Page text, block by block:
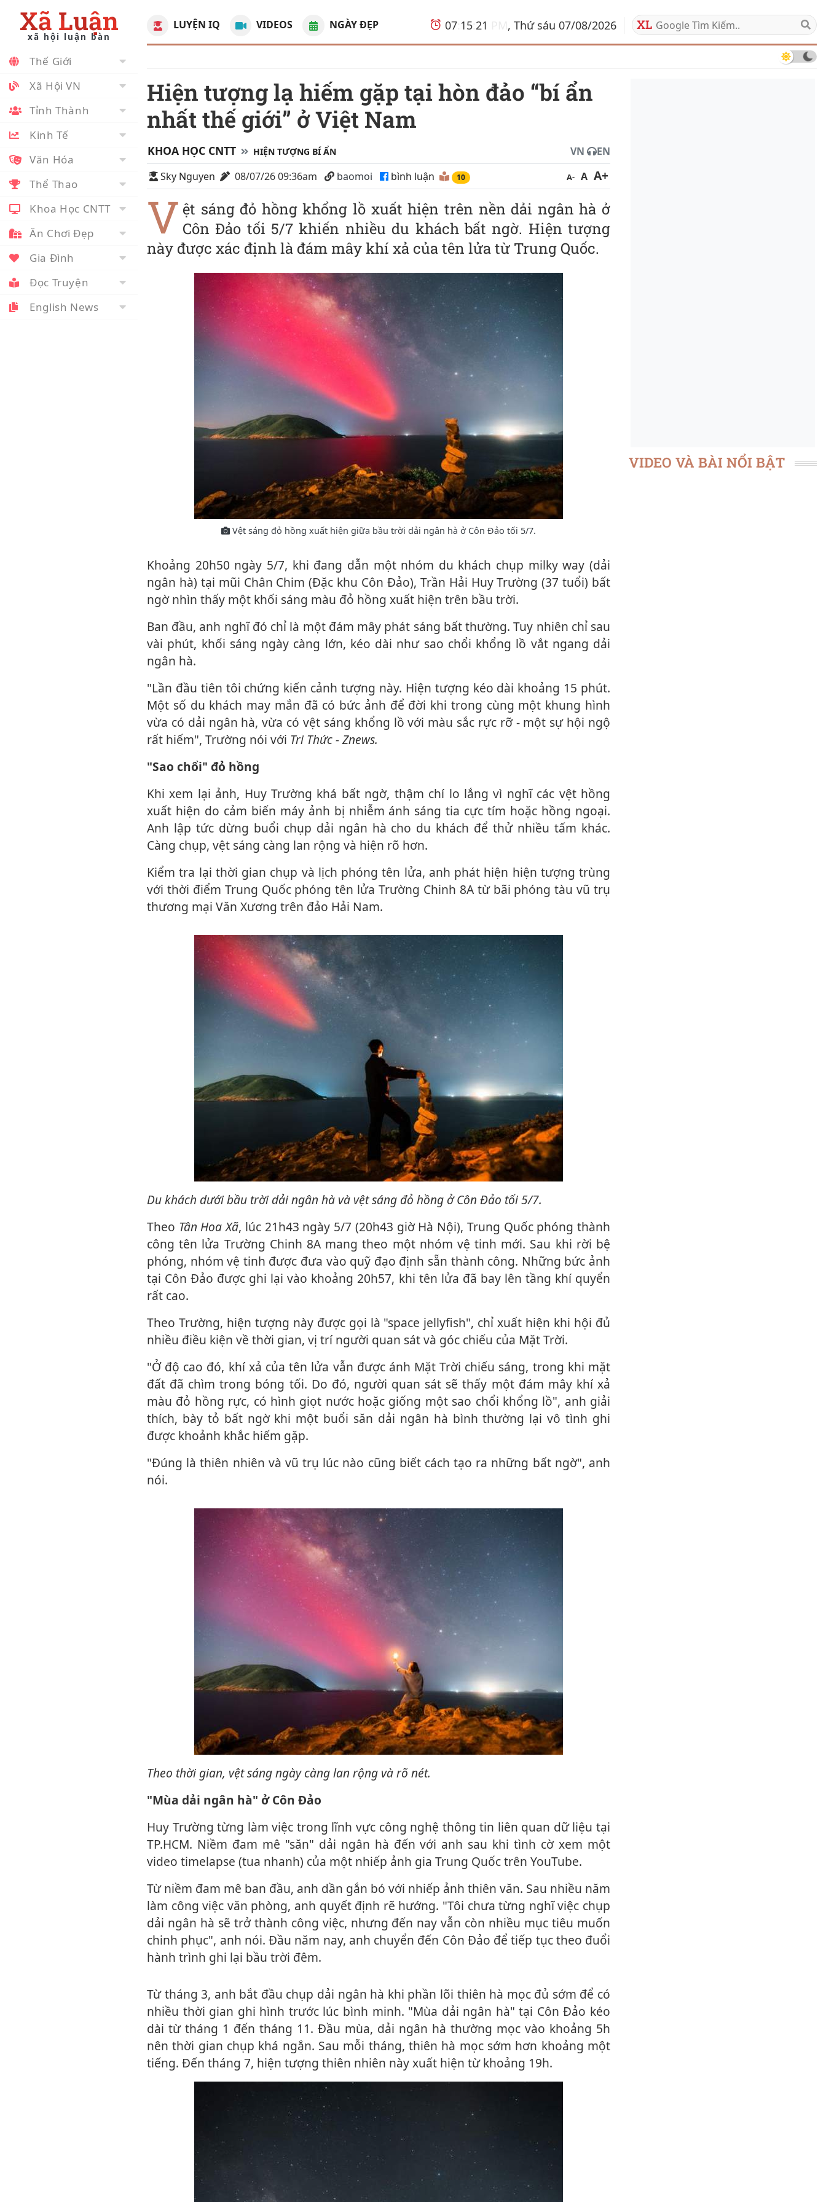
Xã Luận
xã hội luận bàn
Thế Giới
Xã Hội VN
Tỉnh Thành
Kinh Tế
Văn Hóa
Thể Thao
Khoa Học CNTT
Ăn Chơi Đẹp
Gia Đình
Đọc Truyện
English News
LUYỆN IQ VIDEOS NGÀY ĐẸP 07 15 22 , Thứ sáu 07/08/2026
Hiện tượng lạ hiếm gặp tại hòn đảo “bí ẩn
nhất thế giới” ở Việt Nam
KHOA HỌC CNTT HIỆN TƯỢNG BÍ ẨN VN
EN
Sky Nguyen
08/07/26 09:36am baomoi bình luận 10 A- A A+
V ệt sáng đỏ hồng khổng lồ xuất hiện trên nền dải ngân hà ở
Côn Đảo tối 5/7 khiến nhiều du khách bất ngờ. Hiện tượng
này được xác định là đám mây khí xả của tên lửa từ Trung Quốc.
Vệt sáng đỏ hồng xuất hiện giữa bầu trời dải ngân hà ở Côn Đảo tối 5/7.
Khoảng 20h50 ngày 5/7, khi đang dẫn một nhóm du khách chụp milky way (dải
ngân hà) tại mũi Chân Chim (Đặc khu Côn Đảo), Trần Hải Huy Trường (37 tuổi) bất
ngờ nhìn thấy một khối sáng màu đỏ hồng xuất hiện trên bầu trời.
Ban đầu, anh nghĩ đó chỉ là một đám mây phát sáng bất thường. Tuy nhiên chỉ sau
vài phút, khối sáng ngày càng lớn, kéo dài như sao chổi khổng lồ vắt ngang dải
ngân hà.
"Lần đầu tiên tôi chứng kiến cảnh tượng này. Hiện tượng kéo dài khoảng 15 phút.
Một số du khách may mắn đã có bức ảnh để đời khi trong cùng một khung hình
vừa có dải ngân hà, vừa có vệt sáng khổng lồ với màu sắc rực rỡ - một sự hội ngộ
rất hiếm", Trường nói với Tri Thức - Znews.
"Sao chổi" đỏ hồng
Khi xem lại ảnh, Huy Trường khá bất ngờ, thậm chí lo lắng vì nghĩ các vệt hồng
xuất hiện do cảm biến máy ảnh bị nhiễm ánh sáng tia cực tím hoặc hồng ngoại.
Anh lập tức dừng buổi chụp dải ngân hà cho du khách để thử nhiều tấm khác.
Càng chụp, vệt sáng càng lan rộng và hiện rõ hơn.
Kiểm tra lại thời gian chụp và lịch phóng tên lửa, anh phát hiện hiện tượng trùng
với thời điểm Trung Quốc phóng tên lửa Trường Chinh 8A từ bãi phóng tàu vũ trụ
thương mại Văn Xương trên đảo Hải Nam.
Du khách dưới bầu trời dải ngân hà và vệt sáng đỏ hồng ở Côn Đảo tối 5/7.
Theo Tân Hoa Xã, lúc 21h43 ngày 5/7 (20h43 giờ Hà Nội), Trung Quốc phóng thành
công tên lửa Trường Chinh 8A mang theo một nhóm vệ tinh mới. Sau khi rời bệ
phóng, nhóm vệ tinh được đưa vào quỹ đạo định sẵn thành công. Những bức ảnh
tại Côn Đảo được ghi lại vào khoảng 20h57, khi tên lửa đã bay lên tầng khí quyển
rất cao.
Theo Trường, hiện tượng này được gọi là "space jellyfish", chỉ xuất hiện khi hội đủ
nhiều điều kiện về thời gian, vị trí người quan sát và góc chiếu của Mặt Trời.
"Ở độ cao đó, khí xả của tên lửa vẫn được ánh Mặt Trời chiếu sáng, trong khi mặt
đất đã chìm trong bóng tối. Do đó, người quan sát sẽ thấy một đám mây khí xả
màu đỏ hồng rực, có hình giọt nước hoặc giống một sao chổi khổng lồ", anh giải
thích, bày tỏ bất ngờ khi một buổi săn dải ngân hà bình thường lại vô tình ghi
được khoảnh khắc hiếm gặp.
"Đúng là thiên nhiên và vũ trụ lúc nào cũng biết cách tạo ra những bất ngờ", anh
nói.
Theo thời gian, vệt sáng ngày càng lan rộng và rõ nét.
"Mùa dải ngân hà" ở Côn Đảo
Huy Trường từng làm việc trong lĩnh vực công nghệ thông tin liên quan dữ liệu tại
TP.HCM. Niềm đam mê "săn" dải ngân hà đến với anh sau khi tình cờ xem một
video timelapse (tua nhanh) của một nhiếp ảnh gia Trung Quốc trên YouTube.
Từ niềm đam mê ban đầu, anh dần gắn bó với nhiếp ảnh thiên văn. Sau nhiều năm
làm công việc văn phòng, anh quyết định rẽ hướng. "Tôi chưa từng nghĩ việc chụp
dải ngân hà sẽ trở thành công việc, nhưng đến nay vẫn còn nhiều mục tiêu muốn
chinh phục", anh nói. Đầu năm nay, anh chuyển đến Côn Đảo để tiếp tục theo đuổi
hành trình ghi lại bầu trời đêm.
Từ tháng 3, anh bắt đầu chụp dải ngân hà khi phần lõi thiên hà mọc đủ sớm để có
nhiều thời gian ghi hình trước lúc bình minh. "Mùa dải ngân hà" tại Côn Đảo kéo
dài từ tháng 1 đến tháng 11. Đầu mùa, dải ngân hà thường mọc vào khoảng 5h
nên thời gian chụp khá ngắn. Sau mỗi tháng, thiên hà mọc sớm hơn khoảng một
tiếng. Đến tháng 7, hiện tượng thiên nhiên này xuất hiện từ khoảng 19h.
VIDEO VÀ BÀI NỔI BẬT